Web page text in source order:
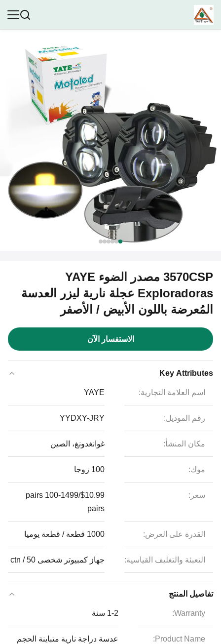
3570CSP مصدر الضوء YAYE
Exploradoras عجلة نارية ليزر العدسة
المُعرضة باللون الأبيض / الأصفر
الاستفسار الآن
Key Attributes
اسم العلامة التجارية: YAYE
رقم الموديل: YYDXY-JRY
مكان المنشأ: غوانغدونغ، الصين
موك: 100 زوجا
سعر:
$10.99/pairs 100-1499
pairs
القدرة على العرض: 1000 قطعة / قطعة يوميا
التعبئة والتغليف القياسية: جهاز كمبيوتر شخصى 50 / ctn
تفاصيل المنتج
Warranty: 1-2 سنة
Product Name: عدسة دراجة نارية متباينة الحجم